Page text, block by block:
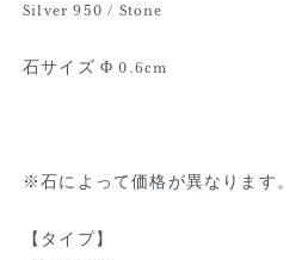
Silver 950 / Stone
石サイズ Φ 0.6cm
※石によって価格が異なります。
【タイプ】